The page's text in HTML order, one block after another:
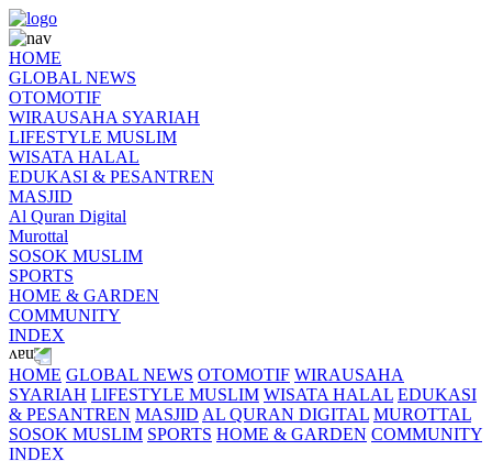
HOME
GLOBAL NEWS
OTOMOTIF
WIRAUSAHA SYARIAH
LIFESTYLE MUSLIM
WISATA HALAL
EDUKASI & PESANTREN
MASJID
Al Quran Digital
Murottal
SOSOK MUSLIM
SPORTS
HOME & GARDEN
COMMUNITY
INDEX
HOME GLOBAL NEWS OTOMOTIF WIRAUSAHA
SYARIAH LIFESTYLE MUSLIM WISATA HALAL EDUKASI
& PESANTREN MASJID AL QURAN DIGITAL MUROTTAL
SOSOK MUSLIM SPORTS HOME & GARDEN COMMUNITY
INDEX